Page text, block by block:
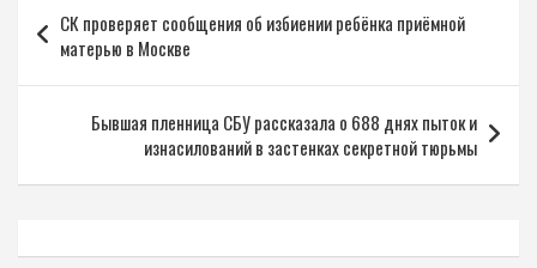
по
записям
СК проверяет сообщения об избиении ребёнка приёмной
матерью в Москве
Бывшая пленница СБУ рассказала о 688 днях пыток и
изнасилований в застенках секретной тюрьмы